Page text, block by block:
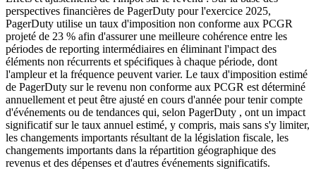
perspectives financières de PagerDuty pour l'exercice 2025,
PagerDuty utilise un taux d'imposition non conforme aux PCGR
projeté de 23 % afin d'assurer une meilleure cohérence entre les
périodes de reporting intermédiaires en éliminant l'impact des
éléments non récurrents et spécifiques à chaque période, dont
l'ampleur et la fréquence peuvent varier. Le taux d'imposition estimé
de PagerDuty sur le revenu non conforme aux PCGR est déterminé
annuellement et peut être ajusté en cours d'année pour tenir compte
d'événements ou de tendances qui, selon PagerDuty , ont un impact
significatif sur le taux annuel estimé, y compris, mais sans s'y limiter,
les changements importants résultant de la législation fiscale, les
changements importants dans la répartition géographique des
revenus et des dépenses et d'autres événements significatifs.